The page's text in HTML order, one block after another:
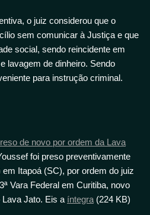
o juiz considerou que o
sem comunicar à Justiça e que
social, sendo reincidente em
lavagem de dinheiro. Sendo
para instrução criminal.
de novo por ordem da Lava
foi preso preventivamente
em Itapoá (SC), por ordem do juiz
Vara Federal em Curitiba, novo
Jato. Eis a íntegra (224 KB)